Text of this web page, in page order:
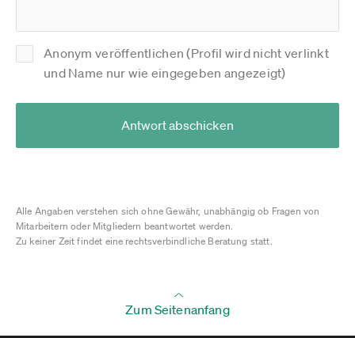
Anonym veröffentlichen (Profil wird nicht verlinkt
und Name nur wie eingegeben angezeigt)
Antwort abschicken
Alle Angaben verstehen sich ohne Gewähr, unabhängig ob Fragen von
Mitarbeitern oder Mitgliedern beantwortet werden.
Zu keiner Zeit findet eine rechtsverbindliche Beratung statt.
Zum Seitenanfang